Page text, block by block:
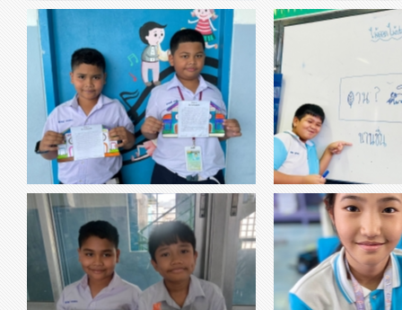
thumbnail-365025.jpg
ชาภาษาไทย ป.๔ -การเขียนเรียงความ
ในหัวข้อ “โรงเรียนของฉัน”
thumbnail-193681.jpg
วิชาการงานอาชีพ ป.4 เกม
ดอกไม้ประดับ นักเรียนวาด
เป็นคำ โดยทายคำศัพท์ดอ
วิชาการงานอาชีพ
thumbnail-642454.jpg
วิชาวิทยาศาสตร์ เรื่องประดิษฐ์รถ
พลังงานลม
thumbnail-763134.jpg
วิชาการงาน ป.4
จากกร